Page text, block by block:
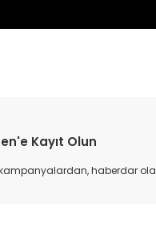
Kayıt Olun
haberdar